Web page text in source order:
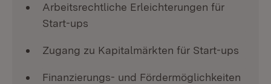
Arbeitsrechtliche Erleichterungen für
Start-ups
Zugang zu Kapitalmärkten für Start-ups
Finanzierungs- und Fördermöglichkeiten